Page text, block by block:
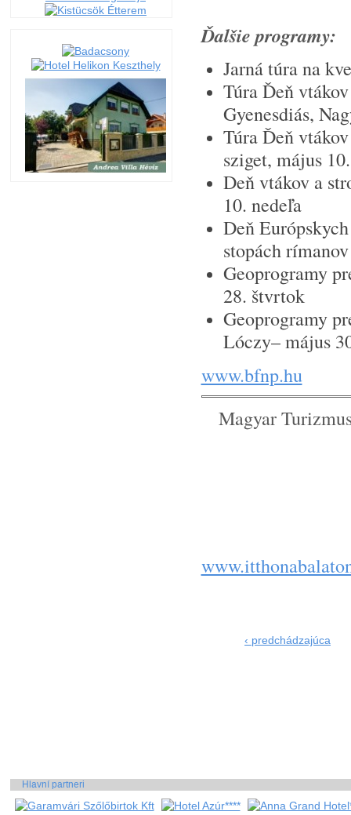
Ďalšie programy:
Jarná túra na
Túra Ďeň
Gyenesdiás,
Túra Ďeň
sziget, május
Deň vtákov a
10. nedeľa
Deň
stopách
Geoprogramy
28. štvrtok
Geoprogramy
Lóczy– május
www.bfnp.hu
Magyar
‹ predchádzajúca
Hlavní partneri